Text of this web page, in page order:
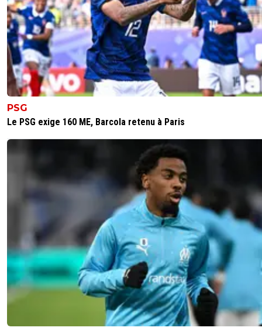
PSG
Le PSG exige 160 ME, Barcola retenu à Paris